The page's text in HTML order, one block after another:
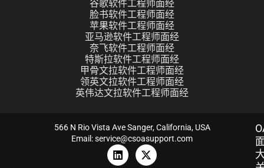
谷歌软件工程师面经
脸书软件工程师面经
苹果软件工程师面经
亚马逊软件工程师面经
奈飞软件工程师面经
特斯拉软件工程师面经
甲骨文拉软件工程师面经
领英文拉软件工程师面经
英伟达文拉软件工程师面经
566 N Rio Vista Ave Sanger, California, USA
Email: service@csoasupport.com
L
i
X
-